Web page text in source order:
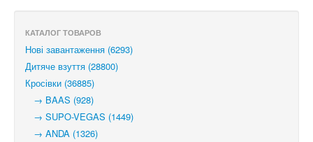
КАТАЛОГ ТОВАРОВ
Нові завантаження (6293)
Дитяче взуття (28800)
Кросівки (36885)
→ BAAS (928)
→ SUPO-VEGAS (1449)
→ ANDA (1326)